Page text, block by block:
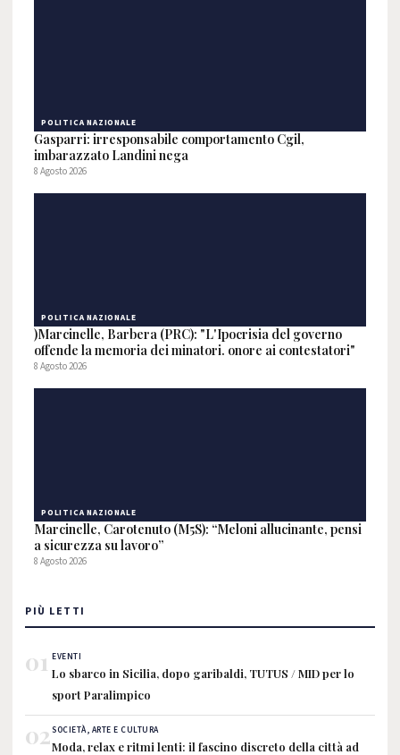
POLITICA NAZIONALE
Gasparri: irresponsabile comportamento Cgil,
imbarazzato Landini nega
8 Agosto 2026
POLITICA NAZIONALE
)Marcinelle, Barbera (PRC): "L'Ipocrisia del governo
offende la memoria dei minatori. onore ai contestatori"
8 Agosto 2026
POLITICA NAZIONALE
Marcinelle, Carotenuto (M5S): “Meloni allucinante, pensi
a sicurezza su lavoro”
8 Agosto 2026
PIÙ LETTI
01 EVENTI
Lo sbarco in Sicilia, dopo garibaldi, TUTUS / MID per lo
sport Paralimpico
02SOCIETÀ, ARTE E CULTURA
Moda, relax e ritmi lenti: il fascino discreto della città ad